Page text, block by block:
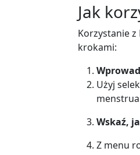
Jak
Korzystanie
krokami:
Użyj
Wskaź,
Z menu